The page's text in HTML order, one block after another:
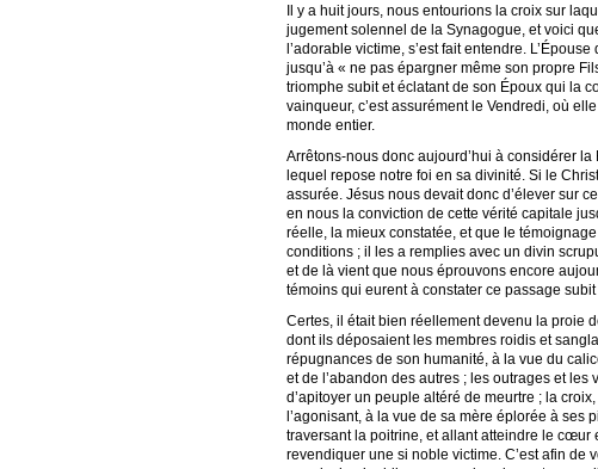
Il y a huit jours, nous entourions la croix sur
jugement solennel de la Synagogue, et voici
l’adorable victime, s’est fait entendre.
jusqu’à « ne pas épargner même son propre
triomphe subit et éclatant de son Époux qui la
vainqueur, c’est assurément le Vendredi, où
monde entier.
Arrêtons-nous donc aujourd’hui à considérer
lequel repose notre foi en sa divinité. Si le
assurée. Jésus nous devait donc d’élever sur
en nous la conviction de cette vérité capitale
réelle, la mieux constatée, et que le
conditions ; il les a remplies avec un divin
et de là vient que nous éprouvons encore
témoins qui eurent à constater ce passage
Certes, il était bien réellement devenu la proie
dont ils déposaient les membres roidis et
répugnances de son humanité, à la vue du
et de l’abandon des autres ; les outrages et
d’apitoyer un peuple altéré de meurtre ; la
l’agonisant, à la vue de sa mère éplorée à
traversant la poitrine, et allant atteindre le cœur
revendiquer une si noble victime. C’est afin de